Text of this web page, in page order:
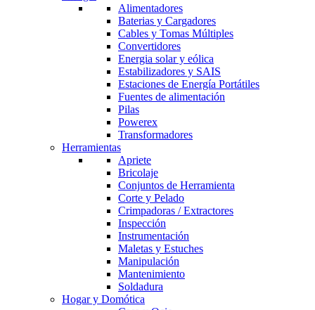
Alimentadores
Baterias y Cargadores
Cables y Tomas Múltiples
Convertidores
Energia solar y eólica
Estabilizadores y SAIS
Estaciones de Energía Portátiles
Fuentes de alimentación
Pilas
Powerex
Transformadores
Herramientas
Apriete
Bricolaje
Conjuntos de Herramienta
Corte y Pelado
Crimpadoras / Extractores
Inspección
Instrumentación
Maletas y Estuches
Manipulación
Mantenimiento
Soldadura
Hogar y Domótica